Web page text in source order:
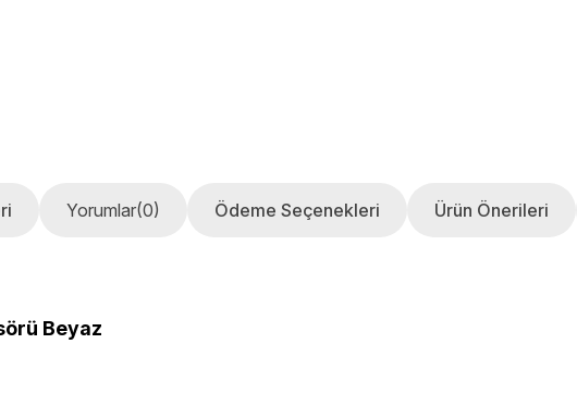
Yorumlar(0) Ödeme Seçenekleri Ürün Önerileri
Beyaz